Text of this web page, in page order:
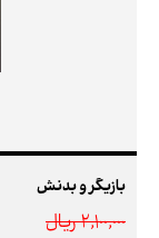
بازیگر و بدنش
2,100,000 ريال